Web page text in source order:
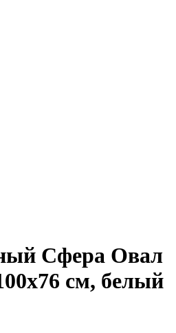
Сфера Овал
см, белый